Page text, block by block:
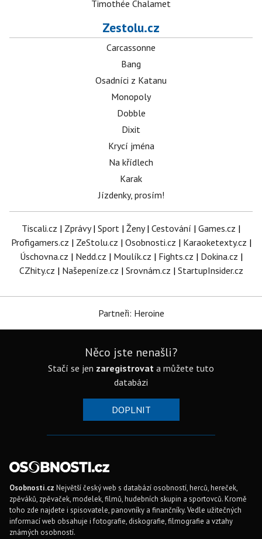
Timothée Chalamet
Zestolu.cz
Carcassonne
Bang
Osadníci z Katanu
Monopoly
Dobble
Dixit
Krycí jména
Na křídlech
Karak
Jízdenky, prosím!
Tiscali.cz | Zprávy| Sport | Ženy| Cestování | Games.cz |
Profigamers.cz | ZeStolu.cz | Osobnosti.cz | Karaoketexty.cz |
Úschovna.cz | Nedd.cz | Moulík.cz | Fights.cz | Dokina.cz |
CZhity.cz | Našepeníze.cz | Srovnám.cz | StartupInsider.cz
Partneři: Heroine
Něco jste nenašli?
Stačí se jen zaregistrovat a můžete tuto
databázi
DOPLNIT
Osobnosti.cz Největší český web s databází osobností, herců, hereček,
zpěváků, zpěvaček, modelek, filmů, hudebních skupin a sportovců. Kromě
toho zde najdete i spisovatele, panovníky a finančníky. Vedle užitečných
informací web obsahuje i fotografie, diskografie, filmografie a vztahy
známých osobností.